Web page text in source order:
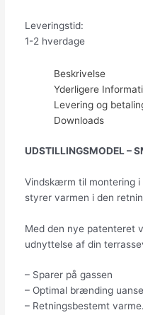
Leveringstid:
1-2 hverdage
Beskrivelse
Yderligere
Levering og
Downloads
UDSTILLINGSMODEL –
Vindskærm til montering
styrer varmen i den
Med den nye patenteret
udnyttelse af din
– Sparer på gassen
– Optimal brænding
– Retningsbestemt varme.